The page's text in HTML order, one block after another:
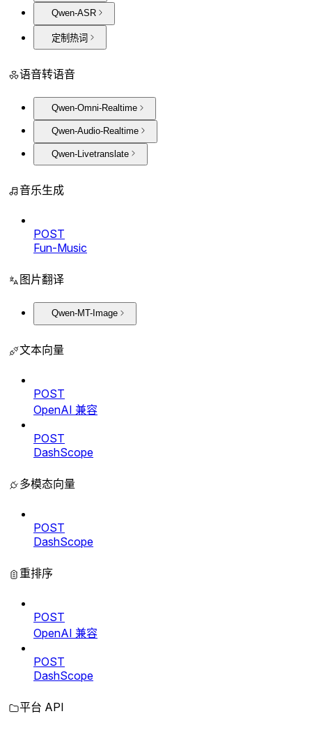
Qwen-ASR
定制热词
语音转语音
Qwen-Omni-Realtime
Qwen-Audio-Realtime
Qwen-Livetranslate
音乐生成
POST
Fun-Music
图片翻译
Qwen-MT-Image
文本向量
POST
OpenAI 兼容
POST
DashScope
多模态向量
POST
DashScope
重排序
POST
OpenAI 兼容
POST
DashScope
平台 API